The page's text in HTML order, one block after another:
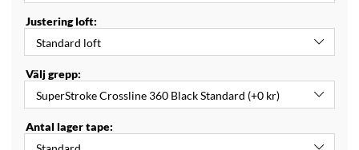
Justering loft:
Välj grepp:
Antal lager tape: